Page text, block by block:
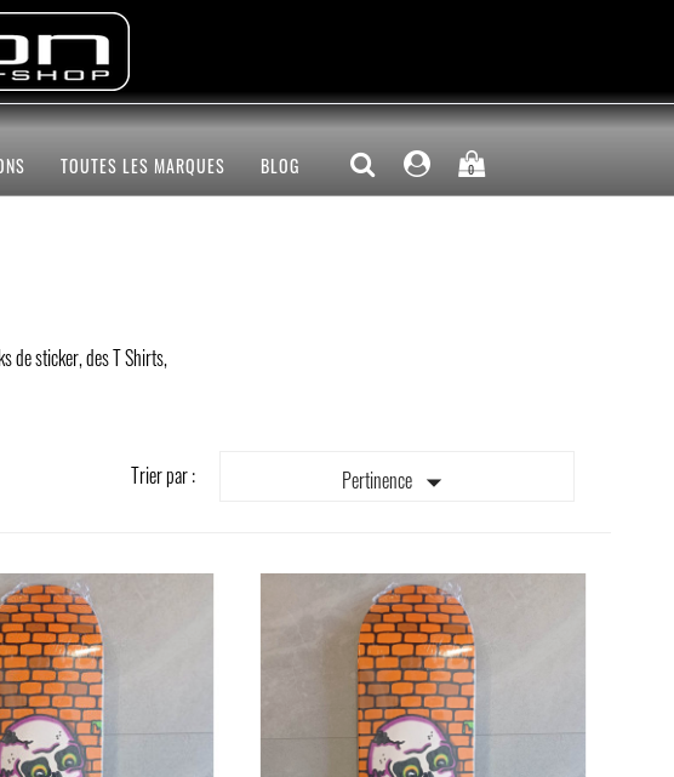
TOUTES LES MARQUES BLOG 0
de sticker, des T Shirts,
Trier par : Pertinence 